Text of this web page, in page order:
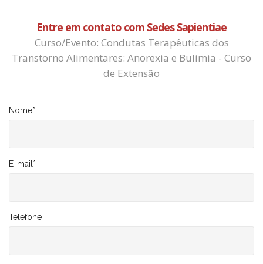
Entre em contato com Sedes Sapientiae
Curso/Evento: Condutas Terapêuticas dos
Transtorno Alimentares: Anorexia e Bulimia - Curso
de Extensão
Nome*
E-mail *
Telefone